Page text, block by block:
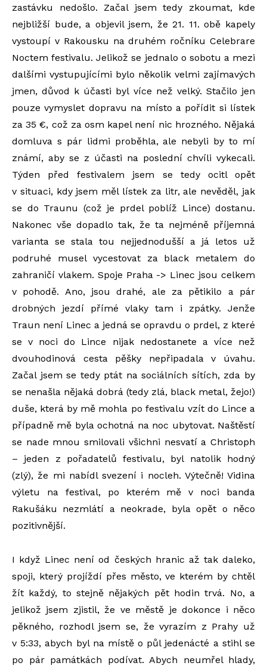
zastávku nedošlo. Začal jsem tedy zkoumat, kde
nejbližší bude, a objevil jsem, že 21. 11. obě kapely
vystoupí v Rakousku na druhém ročníku Celebrare
Noctem festivalu. Jelikož se jednalo o sobotu a mezi
dalšími vystupujícími bylo několik velmi zajímavých
jmen, důvod k účasti byl více než velký. Stačilo jen
pouze vymyslet dopravu na místo a pořídit si lístek
za 35 €, což za osm kapel není nic hrozného. Nějaká
domluva s pár lidmi proběhla, ale nebyli by to mí
známí, aby se z účasti na poslední chvíli vykecali.
Týden před festivalem jsem se tedy ocitl opět
v situaci, kdy jsem měl lístek za litr, ale nevěděl, jak
se do Traunu (což je prdel poblíž Lince) dostanu.
Nakonec vše dopadlo tak, že ta nejméně příjemná
varianta se stala tou nejjednodušší a já letos už
podruhé musel vycestovat za black metalem do
zahraničí vlakem. Spoje Praha -> Linec jsou celkem
v pohodě. Ano, jsou drahé, ale za pětikilo a pár
drobných jezdí přímé vlaky tam i zpátky. Jenže
Traun není Linec a jedná se opravdu o prdel, z které
se v noci do Lince nijak nedostanete a více než
dvouhodinová cesta pěšky nepřipadala v úvahu.
Začal jsem se tedy ptát na sociálních sítích, zda by
se nenašla nějaká dobrá (tedy zlá, black metal, žejo!)
duše, která by mě mohla po festivalu vzít do Lince a
případně mě byla ochotná na noc ubytovat. Naštěstí
se nade mnou smilovali všichni nesvatí a Christoph
– jeden z pořadatelů festivalu, byl natolik hodný
(zlý), že mi nabídl svezení i nocleh. Výtečně! Vidina
výletu na festival, po kterém mě v noci banda
Rakušáku nezmlátí a neokrade, byla opět o něco
pozitivnější.
I když Linec není od českých hranic až tak daleko,
spoji, který projíždí přes město, ve kterém by chtěl
žít každý, to stejně nějakých pět hodin trvá. No, a
jelikož jsem zjistil, že ve městě je dokonce i něco
pěkného, rozhodl jsem se, že vyrazím z Prahy už
v 5:33, abych byl na místě o půl jedenácté a stihl se
po pár památkách podívat. Abych neumřel hlady,